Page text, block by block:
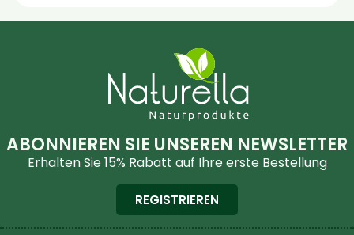
ABONNIEREN SIE UNSEREN NEWSLETTER
Erhalten Sie 15% Rabatt auf Ihre erste Bestellung
REGISTRIEREN